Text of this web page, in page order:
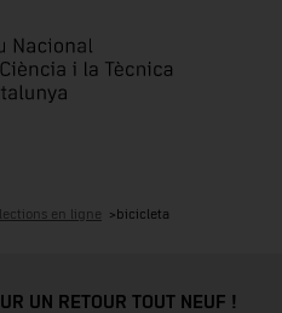
en ligne bicicleta
UN RETOUR TOUT NEUF !